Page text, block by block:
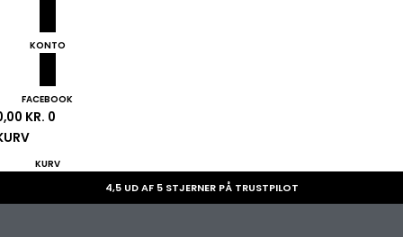
KONTO
FACEBOOK
KR. 0
KURV
4,5 UD AF 5 STJERNER PÅ TRUSTPILOT